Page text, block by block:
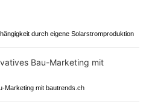
durch eigene Solarstromproduktion
Marketing mit bautrends.ch